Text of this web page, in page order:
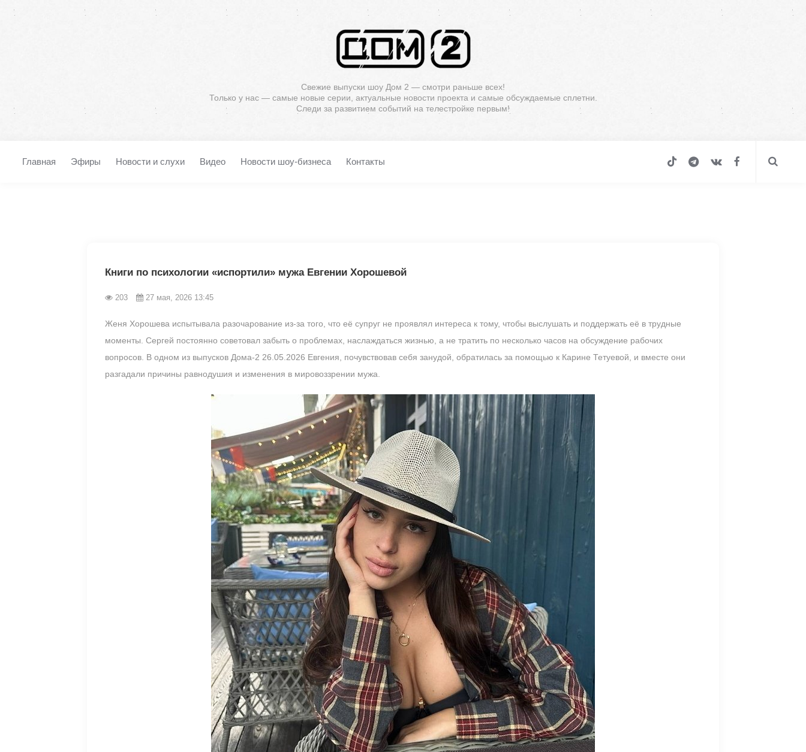
Свежие выпуски шоу Дом 2 — смотри раньше всех!
Только у нас — самые новые серии, актуальные новости проекта и самые обсуждаемые сплетни.
Следи за развитием событий на телестройке первым!
Главная Эфиры Новости и слухи Видео Новости шоу-бизнеса Контакты
Книги по психологии «испортили» мужа Евгении Хорошевой
203 27 мая, 2026 13:45
Женя Хорошева испытывала разочарование из-за того, что её супруг не проявлял интереса к тому, чтобы выслушать и поддержать её в трудные
моменты. Сергей постоянно советовал забыть о проблемах, наслаждаться жизнью, а не тратить по несколько часов на обсуждение рабочих
вопросов. В одном из выпусков Дома-2 26.05.2026 Евгения, почувствовав себя занудой, обратилась за помощью к Карине Тетуевой, и вместе они
разгадали причины равнодушия и изменения в мировоззрении мужа.